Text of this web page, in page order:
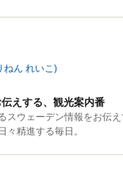
ねん れいこ )
えする、観光案内番
スウェーデン情報をお伝
々精進する毎日。